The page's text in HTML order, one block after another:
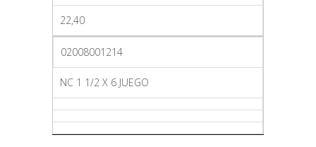
22,40
02008001214
NC 1 1/2 X 6 JUEGO